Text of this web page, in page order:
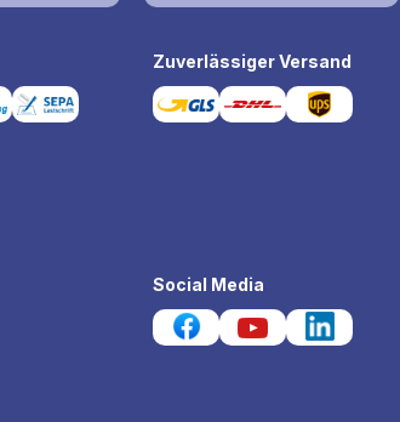
Zuverlässiger Versand
Social Media